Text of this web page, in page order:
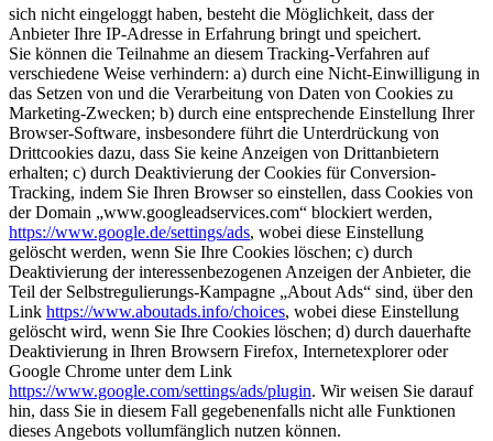
sich nicht eingeloggt haben, besteht die Möglichkeit, dass der
Anbieter Ihre IP-Adresse in Erfahrung bringt und speichert.
Sie können die Teilnahme an diesem Tracking-Verfahren auf
verschiedene Weise verhindern: a) durch eine Nicht-Einwilligung in
das Setzen von und die Verarbeitung von Daten von Cookies zu
Marketing-Zwecken; b) durch eine entsprechende Einstellung Ihrer
Browser-Software, insbesondere führt die Unterdrückung von
Drittcookies dazu, dass Sie keine Anzeigen von Drittanbietern
erhalten; c) durch Deaktivierung der Cookies für Conversion-
Tracking, indem Sie Ihren Browser so einstellen, dass Cookies von
der Domain „www.googleadservices.com“ blockiert werden,
https://www.google.de/settings/ads, wobei diese Einstellung
gelöscht werden, wenn Sie Ihre Cookies löschen; c) durch
Deaktivierung der interessenbezogenen Anzeigen der Anbieter, die
Teil der Selbstregulierungs-Kampagne „About Ads“ sind, über den
Link https://www.aboutads.info/choices, wobei diese Einstellung
gelöscht wird, wenn Sie Ihre Cookies löschen; d) durch dauerhafte
Deaktivierung in Ihren Browsern Firefox, Internetexplorer oder
Google Chrome unter dem Link
https://www.google.com/settings/ads/plugin. Wir weisen Sie darauf
hin, dass Sie in diesem Fall gegebenenfalls nicht alle Funktionen
dieses Angebots vollumfänglich nutzen können.